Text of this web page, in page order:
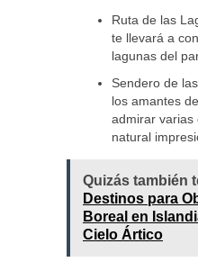
Ruta de las
te llevará a
lagunas del
Sendero de
los amantes
admirar varias
natural
Quizás también
Destinos para
Boreal en
Cielo Ártico